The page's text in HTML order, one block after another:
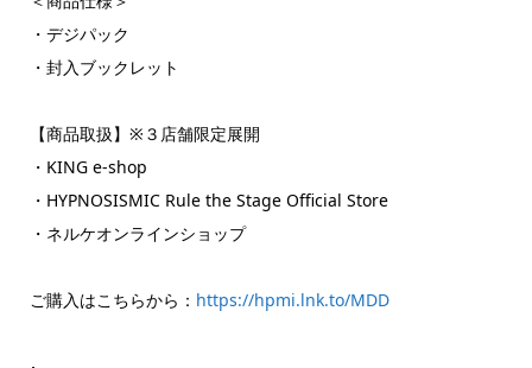
・デジパック
・封入ブックレット
【商品取扱】※３店舗限定展開
・KING e-shop
・HYPNOSISMIC Rule the Stage Official Store
・ネルケオンラインショップ
ご購入はこちらから： https://hpmi.lnk.to/MDD